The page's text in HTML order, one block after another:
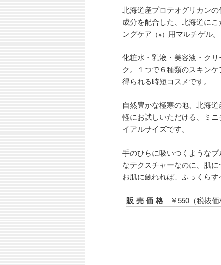
テ
ン
ツ
へ
移
動
ン
ツ
へ
移
動
シ
ョ
ン
北海道産プロテオグリカン
成分を配合した、北海道に
ングケア （※） 用マルチゲル。
化粧水・乳液・美容液・ク
ク。１つで６種類のスキン
得られる時短コスメです。
自然豊かな極寒の地、北海
軽にお試しいただける、ミ
イアルサイズです。
手のひらに吸いつくような
なテクスチャーなのに、肌
お肌に触れれば、ふっくら
販売価格 ￥550（税抜